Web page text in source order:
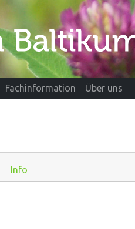
Fachinformation Über uns
Info